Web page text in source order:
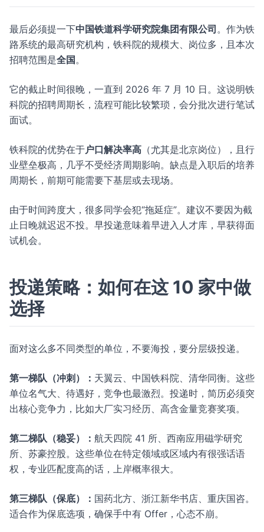
最后必须提一下中国铁道科学研究院集团有限公司 。作为铁
路系统的最高研究机构，铁科院的规模大、岗位多，且本次
招聘范围是全国。
它的截止时间很晚，一直到 2026 年 7 月 10 日。这说明铁
科院的招聘周期长，流程可能比较繁琐，会分批次进行笔试
面试。
铁科院的优势在于户口解决率高 （尤其是北京岗位），且行
业壁垒极高，几乎不受经济周期影响。缺点是入职后的培养
周期长，前期可能需要下基层或去现场。
由于时间跨度大，很多同学会犯“拖延症”。建议不要因为截
止日晚就迟迟不投。早投递意味着早进入人才库，早获得面
试机会。
投递策略：如何在这 10 家中做
选择
面对这么多不同类型的单位，不要海投，要分层级投递。
第一梯队（冲刺）： 天翼云、中国铁科院、清华同衡。这些
单位名气大、待遇好，竞争也最激烈。投递时，简历必须突
出核心竞争力，比如大厂实习经历、高含金量竞赛奖项。
第二梯队（稳妥）： 航天四院 41 所、西南应用磁学研究
所、苏豪控股。这些单位在特定领域或区域内有很强话语
权，专业匹配度高的话，上岸概率很大。
第三梯队（保底）： 国药北方、浙江新华书店、重庆国咨。
适合作为保底选项，确保手中有 Offer，心态不崩。